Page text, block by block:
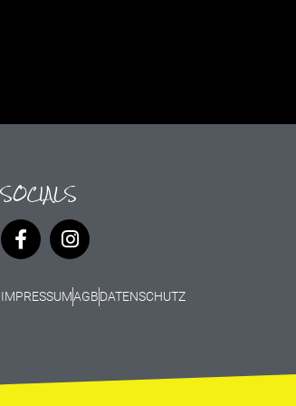
SOCIALS
IMPRESSUMAGBDATENSCHUTZ